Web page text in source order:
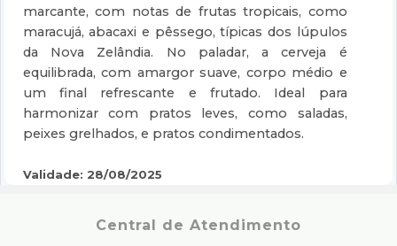
marcante, com notas de frutas tropicais, como
maracujá, abacaxi e pêssego, típicas dos lúpulos
da Nova Zelândia. No paladar, a cerveja é
equilibrada, com amargor suave, corpo médio e
um final refrescante e frutado. Ideal para
harmonizar com pratos leves, como saladas,
peixes grelhados, e pratos condimentados.
Validade: 28/08/2025
Central de Atendimento